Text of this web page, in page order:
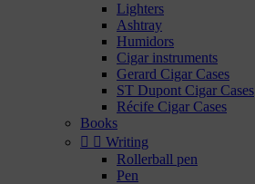
Lighters
Ashtray
Humidors
Cigar instruments
Gerard Cigar Cases
ST Dupont Cigar Cases
Récife Cigar Cases
Books
  Writing
Rollerball pen
Pen